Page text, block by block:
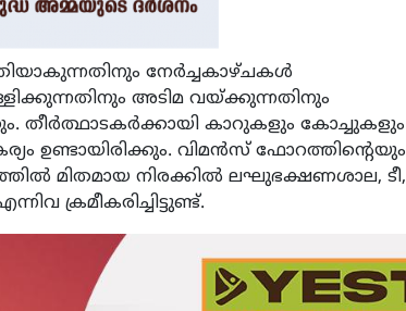
നേർച്ചകാഴ്ചകൾ
അടിമ വയ്ക്കുന്നതിനും
തീർത്ഥാടകർക്കായി കാറുകളും കോച്ചുകളും
ഉണ്ടായിരിക്കും. വിമൻസ് ഫോറത്തിന്റെയും
മിതമായ നിരക്കിൽ ലഘുഭക്ഷണശാല, ടീ,
ക്രമീകരിച്ചിട്ടുണ്ട്.